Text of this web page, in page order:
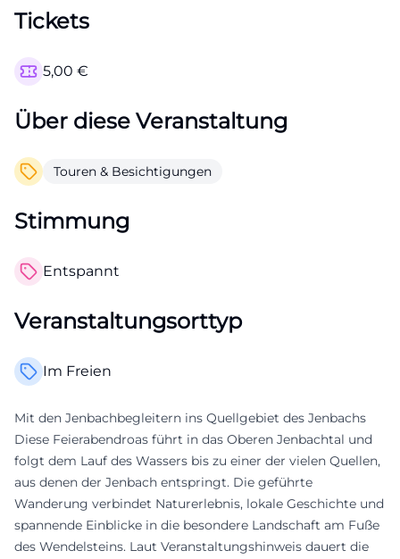
Tickets
5,00 €
Über diese Veranstaltung
Touren & Besichtigungen
Stimmung
Entspannt
Veranstaltungsorttyp
Im Freien
Mit den Jenbachbegleitern ins Quellgebiet des Jenbachs
Diese Feierabendroas führt in das Oberen Jenbachtal und
folgt dem Lauf des Wassers bis zu einer der vielen Quellen,
aus denen der Jenbach entspringt. Die geführte
Wanderung verbindet Naturerlebnis, lokale Geschichte und
spannende Einblicke in die besondere Landschaft am Fuße
des Wendelsteins. Laut Veranstaltungshinweis dauert die